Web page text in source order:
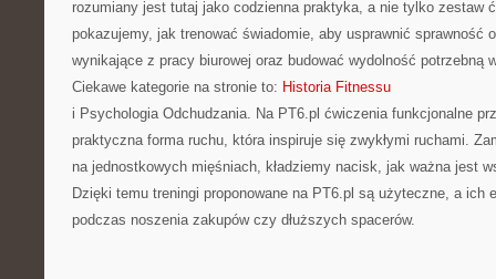
rozumiany jest tutaj jako codzienna praktyka, a nie tylko zestaw
pokazujemy, jak trenować świadomie, aby usprawnić sprawność
wynikające z pracy biurowej oraz budować wydolność potrzebną
Ciekawe kategorie na stronie to: Historia Fitnessu
i Psychologia Odchudzania. Na PT6.pl ćwiczenia funkcjonalne
praktyczna forma ruchu, która inspiruje się zwykłymi ruchami.
na jednostkowych mięśniach, kładziemy nacisk, jak ważna jest
Dzięki temu treningi proponowane na PT6.pl są użyteczne, a ich
podczas noszenia zakupów czy dłuższych spacerów.